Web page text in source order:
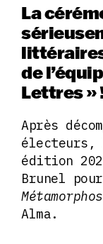
La
de
Lettres »
Après
électeurs,
édition
Brunel
Alma.